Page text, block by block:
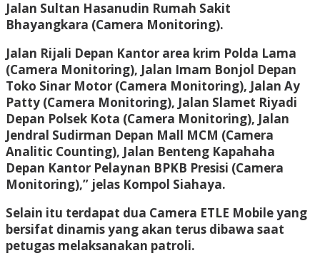
Jalan Sultan Hasanudin Rumah Sakit
Bhayangkara (Camera Monitoring).
Jalan Rijali Depan Kantor area krim Polda Lama
(Camera Monitoring), Jalan Imam Bonjol Depan
Toko Sinar Motor (Camera Monitoring), Jalan Ay
Patty (Camera Monitoring), Jalan Slamet Riyadi
Depan Polsek Kota (Camera Monitoring), Jalan
Jendral Sudirman Depan Mall MCM (Camera
Analitic Counting), Jalan Benteng Kapahaha
Depan Kantor Pelaynan BPKB Presisi (Camera
Monitoring),” jelas Kompol Siahaya.
Selain itu terdapat dua Camera ETLE Mobile yang
bersifat dinamis yang akan terus dibawa saat
petugas melaksanakan patroli.